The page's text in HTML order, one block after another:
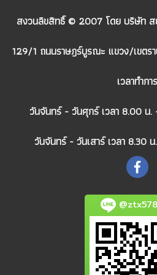
สงวนลิขสิทธิ์ © 2007 โดย บริษัท สย
129/1 ถนนราษฎร์บูรณะ แขวง/เขตร
เวลาทำการ
วันจันทร์ - วันศุกร์ เวลา 8.00 น.
วันจันทร์ - วันเสาร์ เวลา 8.30